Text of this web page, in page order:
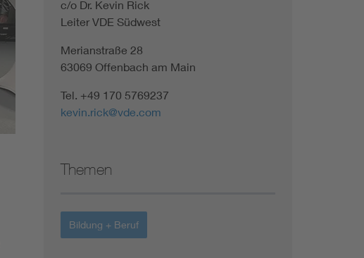
c/o Dr. Kevin Rick
Leiter VDE Südwest
Merianstraße 28
63069 Offenbach am Main
Tel. +49 170 5769237
kevin.rick@vde.com
Themen
Bildung + Beruf